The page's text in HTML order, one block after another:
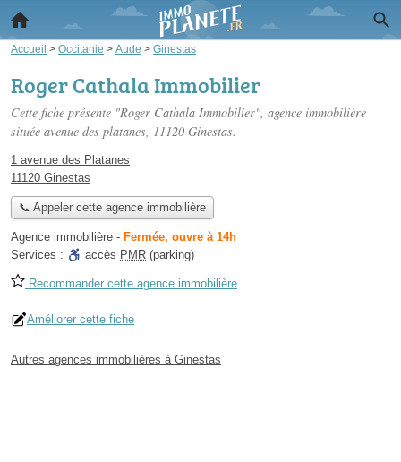
Accueil > Occitanie > Aude > Ginestas
Roger Cathala Immobilier
Cette fiche présente "Roger Cathala Immobilier", agence immobilière
située avenue des platanes, 11120 Ginestas.
1 avenue des Platanes
11120 Ginestas
📞 Appeler cette agence immobilière
Agence immobilière - Fermée, ouvre à 14h
Services :
accès PMR (parking)
Recommander cette agence immobilière
Améliorer cette fiche
Autres agences immobilières à Ginestas